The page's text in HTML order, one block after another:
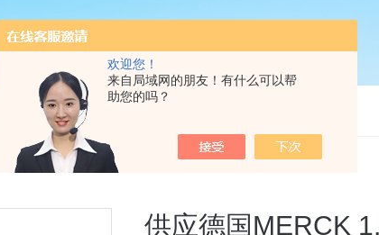
欢迎您！
来自局域网的朋友！有什么可以帮
助您的吗？
bod分析仪，溶解氧分析仪
应德国MERCK 1.10024 氨氮试纸
供应德国MERCK